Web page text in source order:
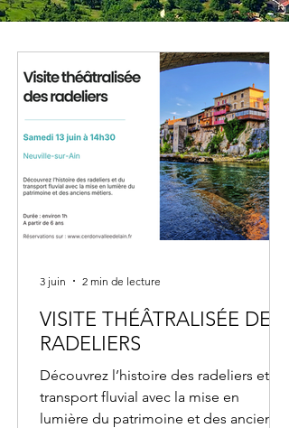
VISITE THÉÂTRALISÉE DES
RADELIERS
Découvrez l’histoire des radeliers et du
transport fluvial avec la mise en
lumière du patrimoine et des anciens
3 juin 2 min de lecture